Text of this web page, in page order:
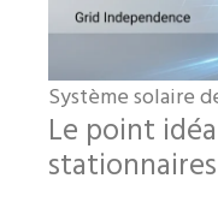
Système solaire
Le point
stationnaires